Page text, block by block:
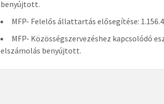
benyújtott.
MFP- Felelős állattartás elősegítése:
MFP- Közösségszervezéshez kapcsolódó
elszámolás benyújtott.